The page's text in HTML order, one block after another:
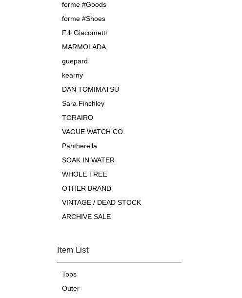
forme #Goods
forme #Shoes
F.lli Giacometti
MARMOLADA
guepard
kearny
DAN TOMIMATSU
Sara Finchley
TORAIRO
VAGUE WATCH CO.
Pantherella
SOAK IN WATER
WHOLE TREE
OTHER BRAND
VINTAGE / DEAD STOCK
ARCHIVE SALE
Item List
Tops
Outer